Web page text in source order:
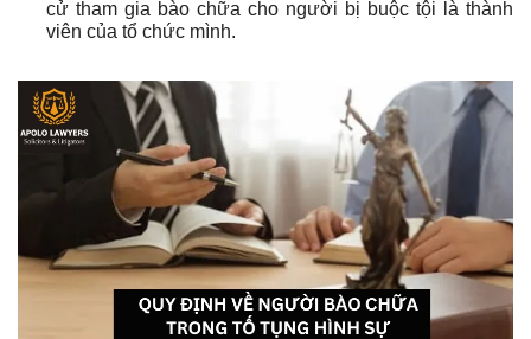
cử tham gia bào chữa cho người bị buộc tội là thành
viên của tổ chức mình.